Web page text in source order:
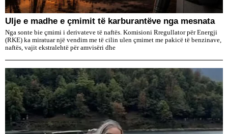
Ulje e madhe e çmimit të karburantëve nga mesnata
Nga sonte bie çmimi i derivateve të naftës. Komisioni Rregullator për Energji
(RKE) ka miratuar një vendim me të cilin ulen çmimet me pakicë të benzinave,
naftës, vajit ekstralehtë për amvisëri dhe